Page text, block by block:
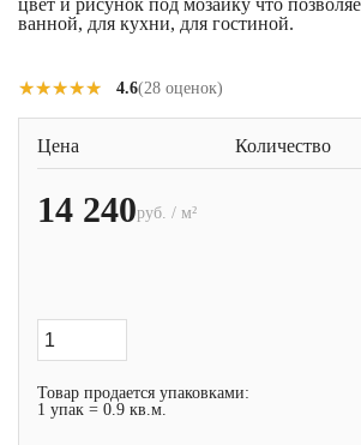
цвет и рисунок под мозаику что
ванной, для кухни, для гостиной.
★★★★★
★★★★★ 4.6(28 оценок)
Цена Количество
14 240руб. / м²
Товар продается упаковками:
1 упак = 0.9 кв.м.